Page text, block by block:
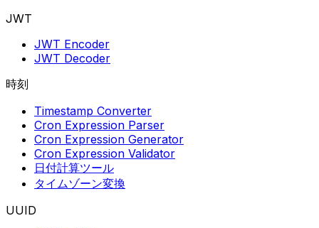
JWT
JWT Encoder
JWT Decoder
時刻
Timestamp Converter
Cron Expression Parser
Cron Expression Generator
Cron Expression Validator
日付計算ツール
タイムゾーン変換
UUID